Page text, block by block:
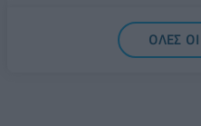
5G παντού, 6G στον
Ελλάδα στη μεγάληΟΛΕΣ ΟΙ